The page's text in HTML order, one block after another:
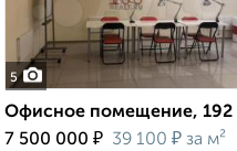
5
Офисное помещение, 192
7 500 000 ₽ 39 100 ₽ за м²